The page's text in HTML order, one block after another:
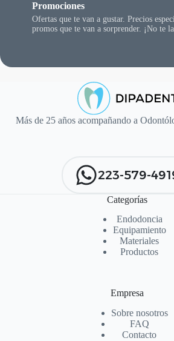
Promociones
Ofertas que te van a gustar. Precios
promos que te van a sorprender. ¡No te
Más de 25 años acompañando a
223-579-
Categorías
Endodoncia
Equipamiento
Materiales
Productos
Empresa
Sobre nosotros
FAQ
Contacto